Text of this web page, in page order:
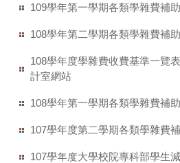
109學年第一學期各類學雜費補
108學年第二學期各類學雜費補
108學年度學雜費收費基準一覽
計室網站
108學年第一學期各類學雜費補
107學年度第二學期各類學雜費
107學年度大學校院專科部學生